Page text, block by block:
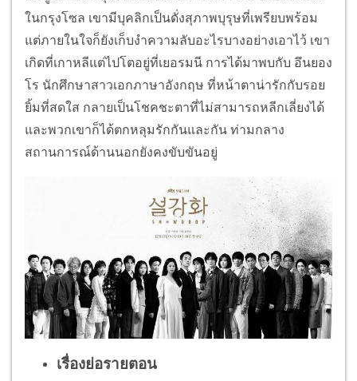
ในกรุงโซล เขามีบุคลิกเป็นดั่งสุภาพบุรุษที่เพรียบพร้อม
แต่ภายในใจก็ยังเก็บงำความลับอะไรบางอย่างเอาไว้ เขา
เกิดที่เกาหลีแต่ไปโตอยู่ที่เยอรมนี การได้มาพบกับ อึนยอง
โร นักศึกษาสาวเอกภาษาอังกฤษ ที่หน้าตาน่ารักกับรอย
ยิ้มที่สดใส กลายเป็นโชคชะตาที่ไม่สามารถหลีกเลี่ยงได้
และพวกเขาก็ได้ตกหลุมรักกันและกัน ท่ามกลาง
สถานการณ์ด้านนอกยังคงขับขันอยู่
เรื่องย่อรายตอน